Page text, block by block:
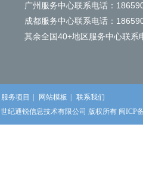
广州服务中心联系电话：
成都服务中心联系电话：
其余全国40+地区服务中心联系
服务项目 网站模板
联系我们
纪通锐信息技术有限公司 版权所有 闽ICP